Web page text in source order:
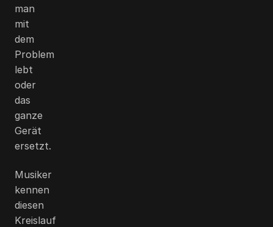
man
mit
dem
Problem
lebt
oder
das
ganze
Gerät
ersetzt.
Musiker
kennen
diesen
Kreislauf